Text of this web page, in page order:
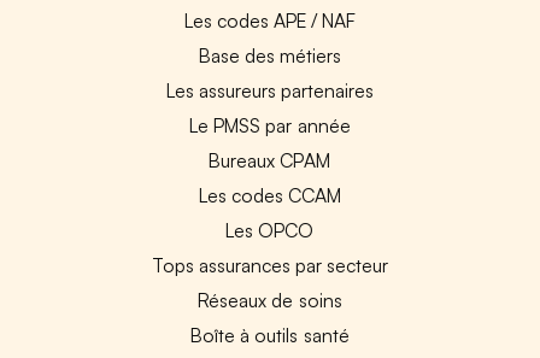
Les codes APE / NAF
Base des métiers
Les assureurs partenaires
Le PMSS par année
Bureaux CPAM
Les codes CCAM
Les OPCO
Tops assurances par secteur
Réseaux de soins
Boîte à outils santé